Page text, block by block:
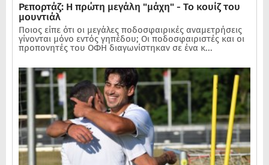
Ρεπορτάζ: Η πρώτη μεγάλη "μάχη" - Το κουίζ του
μουντιάλ
Ποιος είπε ότι οι μεγάλες ποδοσφαιρικές αναμετρήσεις
γίνονται μόνο εντός γηπέδου; Οι ποδοσφαιριστές και οι
προπονητές του ΟΦΗ διαγωνίστηκαν σε ένα κ...